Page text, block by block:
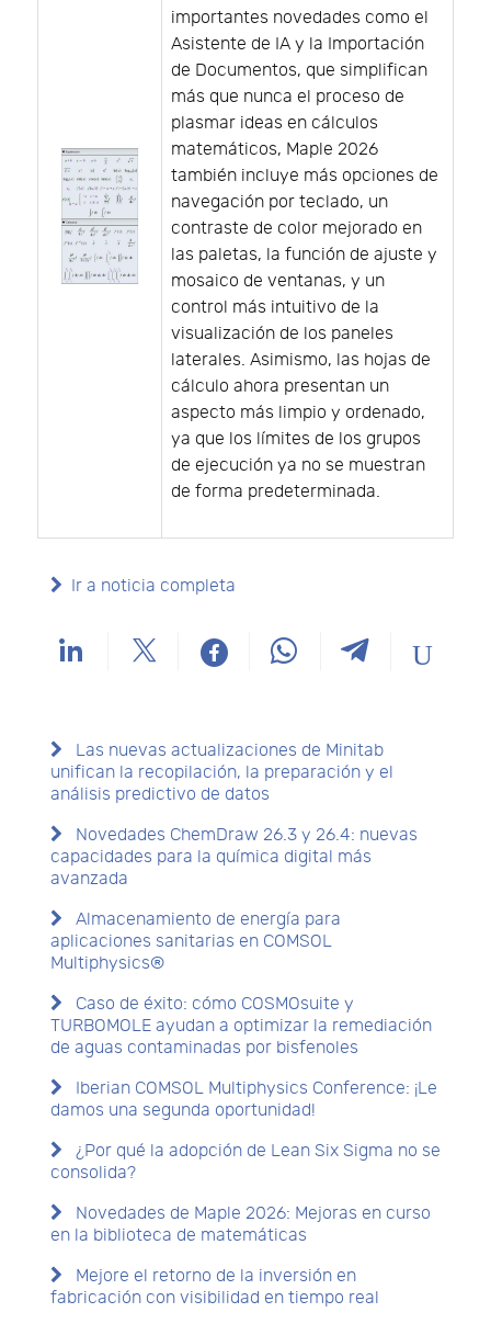
importantes novedades como el
Asistente de IA y la Importación
de Documentos, que simplifican
más que nunca el proceso de
plasmar ideas en cálculos
matemáticos, Maple 2026
también incluye más opciones de
navegación por teclado, un
contraste de color mejorado en
las paletas, la función de ajuste y
mosaico de ventanas, y un
control más intuitivo de la
visualización de los paneles
laterales. Asimismo, las hojas de
cálculo ahora presentan un
aspecto más limpio y ordenado,
ya que los límites de los grupos
de ejecución ya no se muestran
de forma predeterminada.
Ir a noticia completa
Las nuevas actualizaciones de Minitab
unifican la recopilación, la preparación y el
análisis predictivo de datos
Novedades ChemDraw 26.3 y 26.4: nuevas
capacidades para la química digital más
avanzada
Almacenamiento de energía para
aplicaciones sanitarias en COMSOL
Multiphysics®
Caso de éxito: cómo COSMOsuite y
TURBOMOLE ayudan a optimizar la remediación
de aguas contaminadas por bisfenoles
Iberian COMSOL Multiphysics Conference: ¡Le
damos una segunda oportunidad!
¿Por qué la adopción de Lean Six Sigma no se
consolida?
Novedades de Maple 2026: Mejoras en curso
en la biblioteca de matemáticas
Mejore el retorno de la inversión en
fabricación con visibilidad en tiempo real